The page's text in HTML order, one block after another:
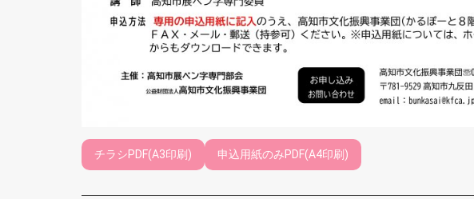
チラシPDF(A3印刷) 申込用紙のみPDF(A4印刷)